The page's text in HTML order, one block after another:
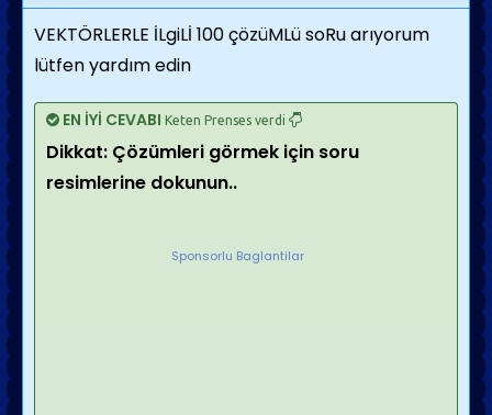
VEKTÖRLERLE İLgiLİ 100 çözüMLü soRu arıyorum
lütfen yardım edin
EN İYİ CEVABI Keten Prenses verdi
Dikkat: Çözümleri görmek için soru
resimlerine dokunun..
Sponsorlu Baglantilar